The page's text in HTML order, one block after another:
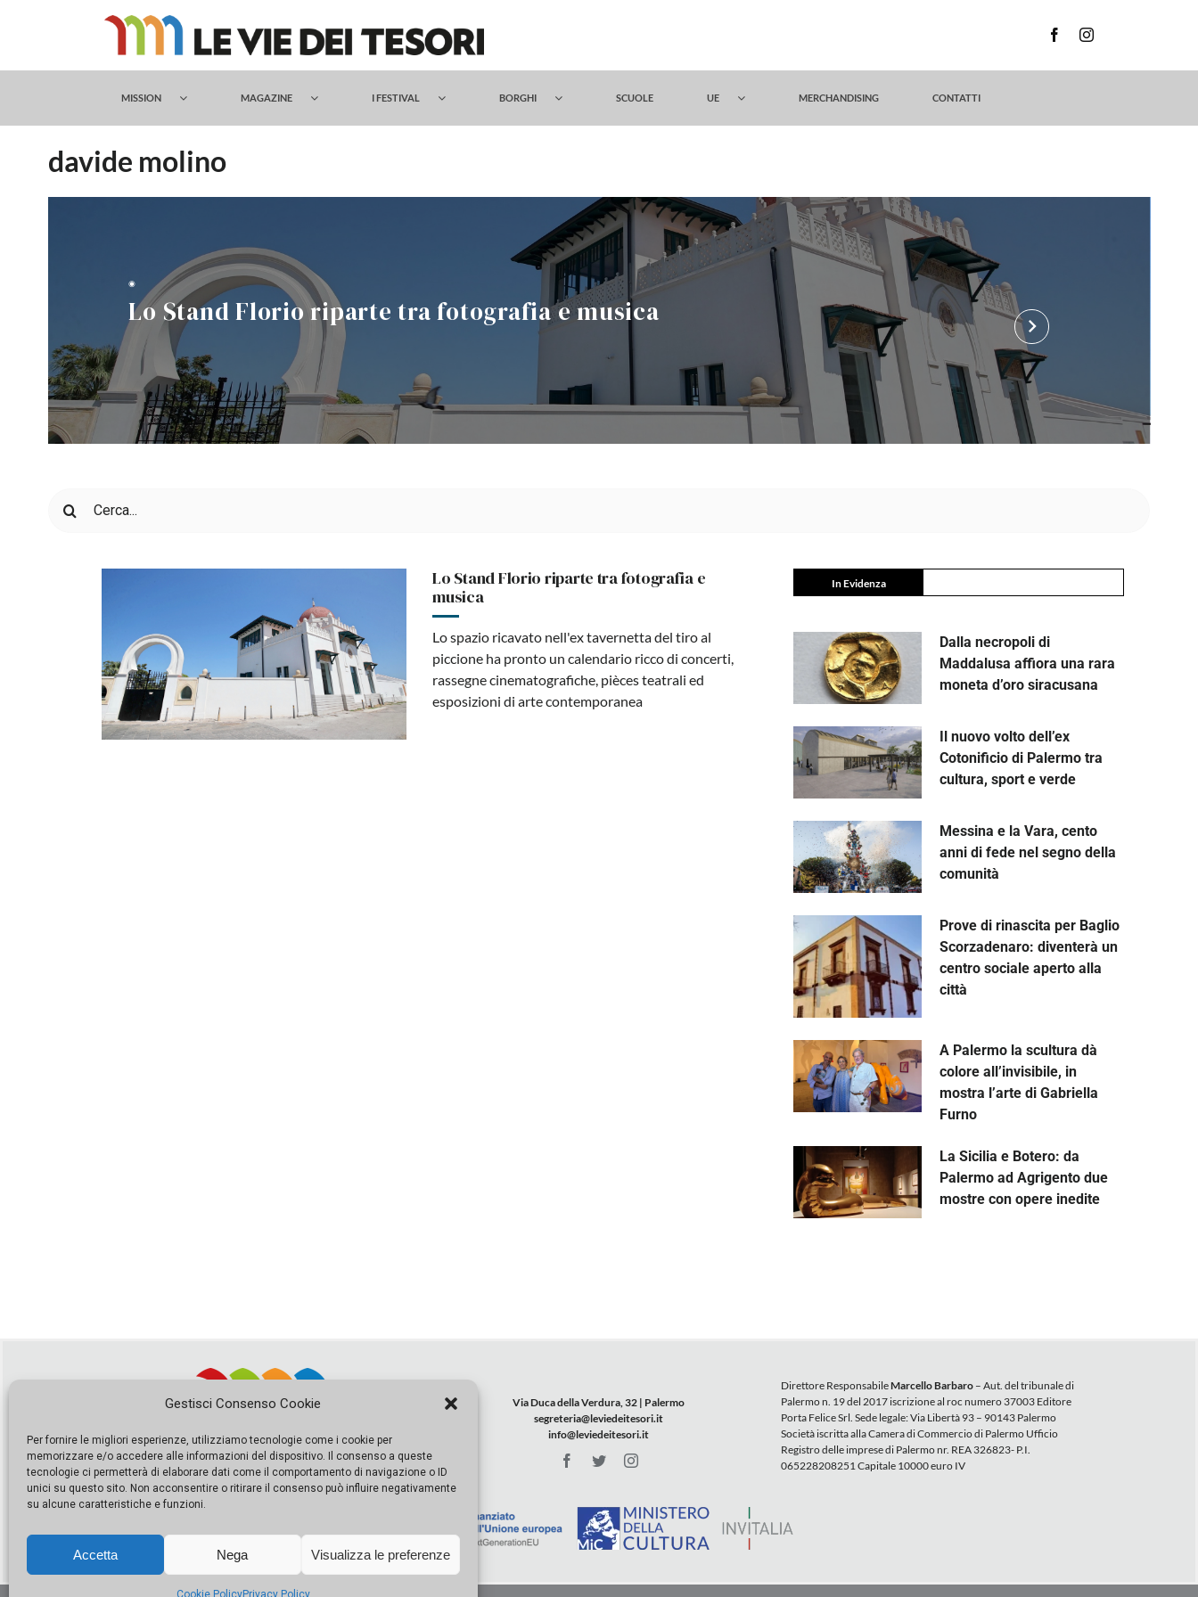
Gestisci Consenso Cookie
Per fornire le migliori esperienze, utilizziamo tecnologie come i cookie per
memorizzare e/o accedere alle informazioni del dispositivo. Il consenso a queste
tecnologie ci permetterà di elaborare dati come il comportamento di navigazione o ID
unici su questo sito. Non acconsentire o ritirare il consenso può influire negativamente
su alcune caratteristiche e funzioni.
Accetta Nega Visualizza le preferenze
Cookie PolicyPrivacy Policy
MISSION MAGAZINE I FESTIVAL BORGHI SCUOLE UE MERCHANDISING CONTATTI
davide molino
◉
Lo Stand Florio riparte tra fotografia e musica keyboard_arrow_right
per:
Lo Stand Florio riparte tra fotografia e
musica
Lo spazio ricavato nell'ex tavernetta del tiro al
piccione ha pronto un calendario ricco di concerti,
rassegne cinematografiche, pièces teatrali ed
esposizioni di arte contemporanea
In Evidenza
Dalla necropoli di
Maddalusa affiora una rara
moneta d’oro siracusana
Il nuovo volto dell’ex
Cotonificio di Palermo tra
cultura, sport e verde
Messina e la Vara, cento
anni di fede nel segno della
comunità
Prove di rinascita per Baglio
Scorzadenaro: diventerà un
centro sociale aperto alla
città
A Palermo la scultura dà
colore all’invisibile, in
mostra l’arte di Gabriella
Furno
La Sicilia e Botero: da
Palermo ad Agrigento due
mostre con opere inedite
Via Duca della Verdura, 32 | Palermo
segreteria@leviedeitesori.it
info@leviedeitesori.it
Direttore ResponsabileMarcello Barbaro– Aut. del tribunale di
Palermo n. 19 del 2017 iscrizione al roc numero 37003 Editore
Porta Felice Srl. Sede legale: Via Libertà 93 – 90143 Palermo
Società iscritta alla Camera di Commercio di Palermo Ufficio
Registro delle imprese di Palermo nr. REA 326823- P.I.
065228208251 Capitale 10000 euro IV